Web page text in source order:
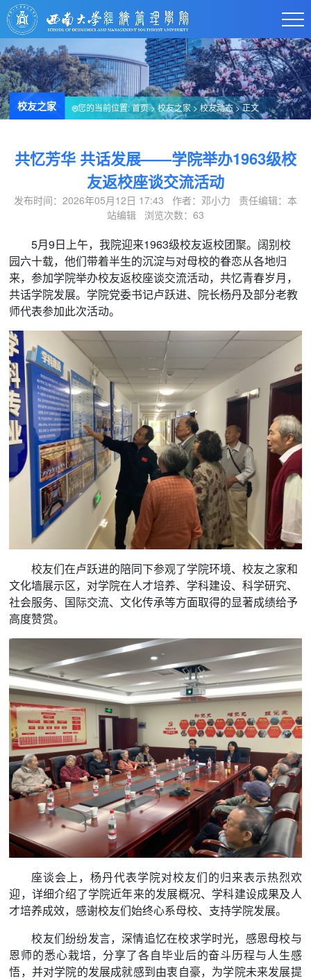
校友之家 您的当前位置:首页>校友之家>校友动态> 正文
共忆芳华 共话发展——学院举办1963级校
友返校座谈交流活动
发布时间：2026年05月12日 17:43 作者：邓小力 责任编辑：本
站编辑 浏览次数： 63
5月9日上午，我院迎来1963级校友返校团聚。阔别校
园六十载，他们带着半生的沉淀与对母校的眷恋从各地归
来，参加学院举办校友返校座谈交流活动，共忆青春岁月，
共话学院发展。学院党委书记卢跃进、院长杨丹及部分老教
师代表参加此次活动。
校友们在卢跃进的陪同下参观了学院环境、校友之家和
文化墙展示区，对学院在人才培养、学科建设、科学研究、
社会服务、国际交流、文化传承等方面取得的显著成绩给予
高度赞赏。
座谈会上，杨丹代表学院对校友们的归来表示热烈欢
迎，详细介绍了学院近年来的发展概况、学科建设成果及人
才培养成效，感谢校友们始终心系母校、支持学院发展。
校友们纷纷发言，深情追忆在校求学时光，感恩母校与
恩师的悉心栽培，分享了各自毕业后的奋斗历程与人生感
悟，并对学院的发展成就感到由衷自豪，为学院未来发展提